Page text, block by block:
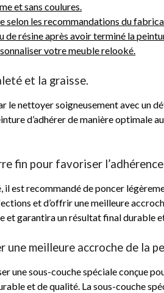
et sans coulures.
selon les recommandations du
résine après avoir terminé la
votre meuble relooké.
et la graisse.
le nettoyer soigneusement avec un
d’adhérer de manière optimale
fin pour favoriser
est recommandé de poncer
et d’offrir une meilleure
et garantira un résultat final durable
une meilleure accroche de la
une sous-couche spéciale conçue
et de qualité. La sous-couche